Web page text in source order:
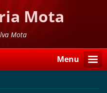
Mota
Mota
Menu